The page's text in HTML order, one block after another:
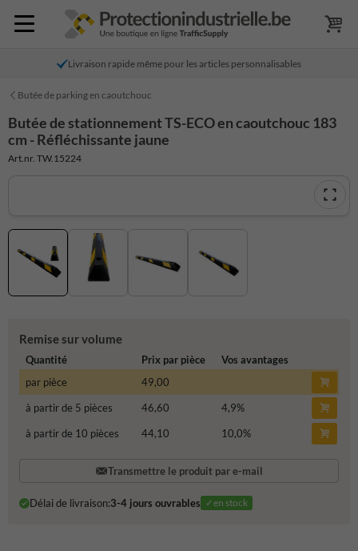
Livraison rapide même pour les articles personnalisables
Butée de parking en caoutchouc
Butée de stationnement TS-ECO en caoutchouc 183
cm - Réfléchissante jaune
Art.nr. TW.15224
Remise sur volume
Quantité Prix par pièce
Vos avantages
par pièce
49,00
à partir de 5 pièces
46,60 4,9%
à partir de 10 pièces
44,10 10,0%
Transmettre le produit par e-mail
Délai de livraison:3-4 jours ouvrables ✓en stock